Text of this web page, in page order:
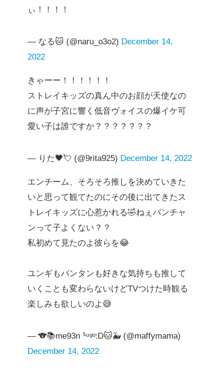
ぃ！！！！
— なる🐱 (@naru_o3o2) December 14,
2022
きゃーー！！！！！！
ストレイキッズの真ん中のお顔が天使なの
に声が子宮に響く低音ヴォイスの爆イケ可
愛い子は誰ですか？？？？？？？
— りた🖤💘 (@9rita925) December 14, 2022
エンチーム、そろそろ推しを決めていきた
いと思って観てたのにその後に出てきたス
トレイキッズに心惹かれる🤣ねぇバンチャ
ンって子よくない？？
私初めて見たのよ彼らを😂
ユンギもバンタンも好きな気持ちも推して
いくことも変わらないけどTVつけた時観る
楽しみも欲しいのよ😅
— 🐨📚me93n ᔆᵘᵍᵅ:D🐱🐳 (@maffymama)
December 14, 2022